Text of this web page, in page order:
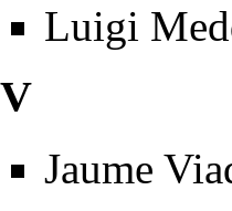
Luigi
V
Jaume